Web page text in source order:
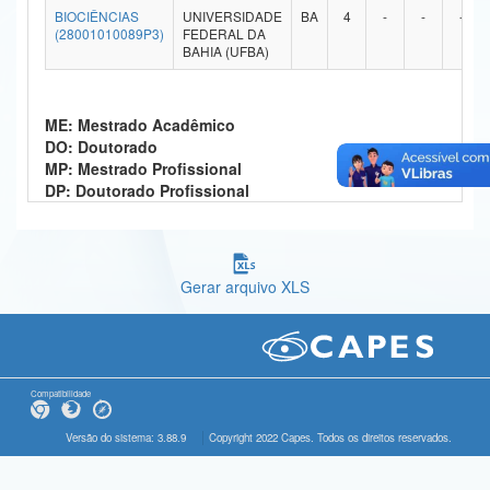
Ministério da Ciência, Tecnologia, Inovações e Comunicações
Ministério do Meio Ambiente
Ministério do Desenvolvimento Regional
Controladoria-Geral da União
Gabinete de Segurança Institucional
Advocacia-Geral da União
BIOCIÊNCIAS
(28001010089P3)
UNIVERSIDADE
FEDERAL DA
BAHIA (UFBA)
BA 4 - - -
ME: Mestrado Acadêmico
DO: Doutorado
MP: Mestrado Profissional
DP: Doutorado Profissional
Gerar arquivo XLS
Compatibilidade
Versão do sistema: 3.88.9 Copyright 2022 Capes. Todos os direitos reservados.